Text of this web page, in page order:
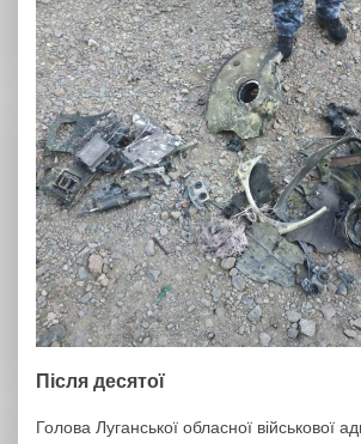
Після десятої
Голова Луганської обласної військової